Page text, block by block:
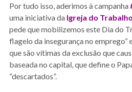
Por tudo isso, aderimos à campanha
uma iniciativa da Igreja do
pede que mobilizemos este Dia do
flagelo da insegurança no emprego”
que são vítimas da exclusão que
baseada no capital, que define o
“descartados”.